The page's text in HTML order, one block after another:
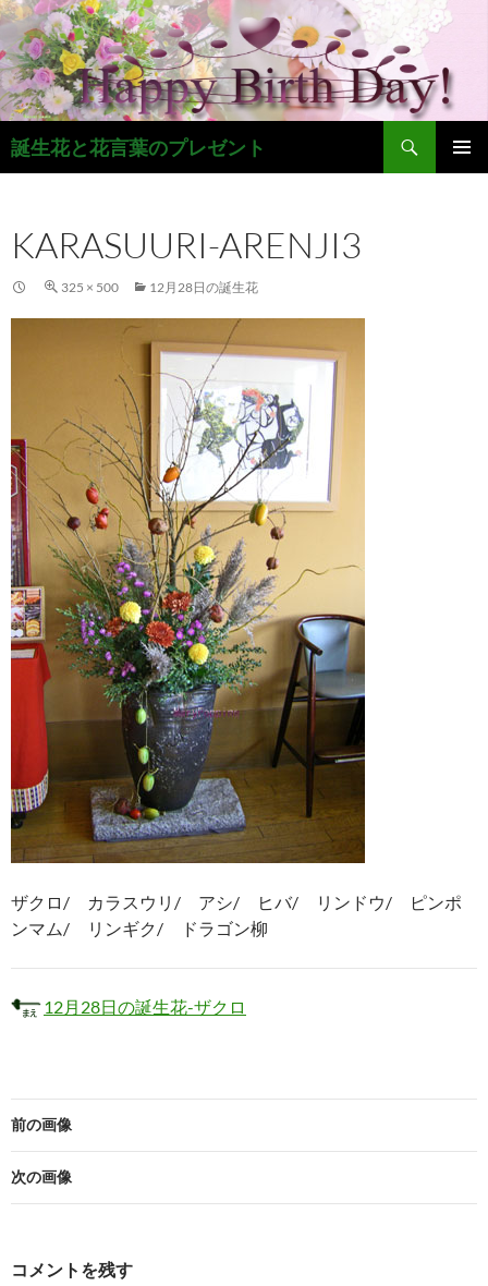
コ
ン
テ
ン
ツ
へ
ス
誕生花と花言葉のプレゼント
検
索
KARASUURI-ARENJI3
325 × 500 12月28日の誕生花
ザクロ/ カラスウリ/ アシ/ ヒバ/ リンドウ/ ピンポ
ンマム/ リンギク/ ドラゴン柳
12月28日の誕生花-ザクロ
前の画像
次の画像
コメントを残す